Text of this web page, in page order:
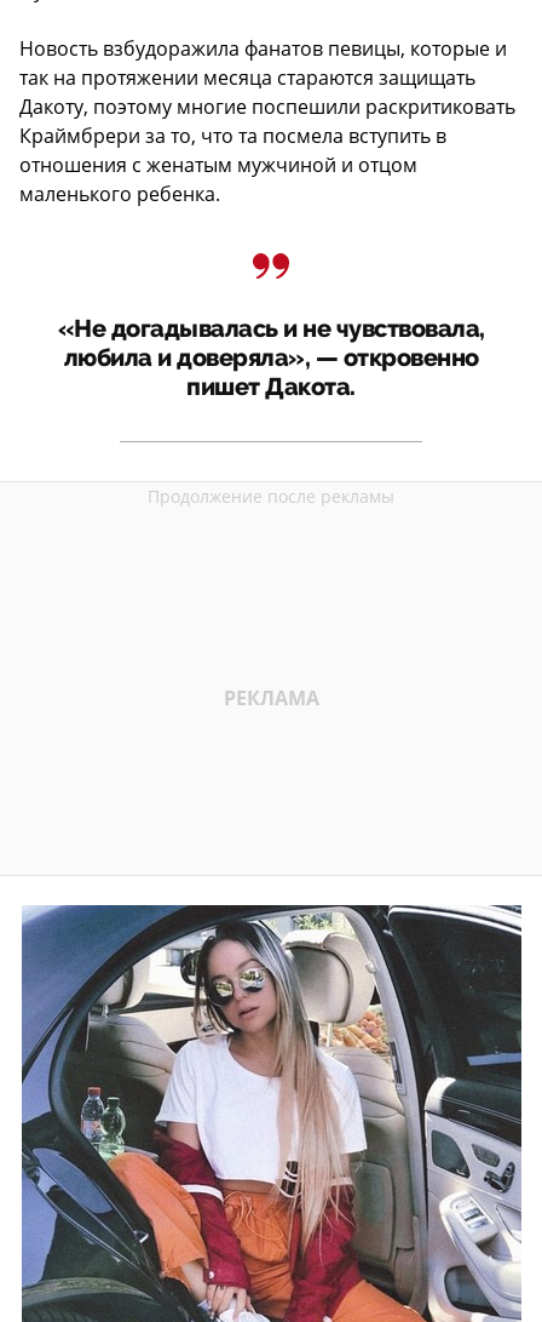
Новость взбудоражила фанатов певицы, которые и
так на протяжении месяца стараются защищать
Дакоту, поэтому многие поспешили раскритиковать
Краймбрери за то, что та посмела вступить в
отношения с женатым мужчиной и отцом
маленького ребенка.
«Не догадывалась и не чувствовала,
любила и доверяла», — откровенно
пишет Дакота.